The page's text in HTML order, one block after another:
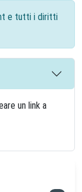
e tutti i diritti
un link a